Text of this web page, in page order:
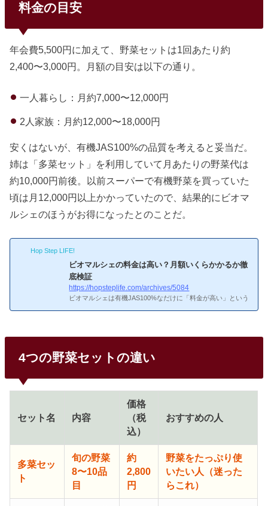
有機JAS認証の旬の野菜8〜9品目通常価格：約2,800円相当
めて注文する方限定お試しセットの中身を紹介、思ってたよ
料金の目安
年会費5,500円に加えて、野菜セットは1回あたり約
2,400〜3,000円。月額の目安は以下の通り。
一人暮らし：月約7,000〜12,000円
2人家族：月約12,000〜18,000円
安くはないが、有機JAS100%の品質を考えると妥当だ。
姉は「多菜セット」を利用していて月あたりの野菜代は
約10,000円前後。以前スーパーで有機野菜を買っていた
頃は月12,000円以上かかっていたので、結果的にビオマ
ルシェのほうがお得になったとのことだ。
Hop Step LIFE!
ビオマルシェの料金は高い？月額いくらかかるか徹
底検証
https://hopsteplife.com/archives/5084
ビオマルシェは有機JAS100%なだけに「料金が高い」という
て！ビオマルシェの料金体系
ビオマルシェの料金体系年会
0円（税込・送料無料）多菜セット：約2,400円/回フルーティ
きだいすきセット：約2,400円/回送料：自社便380円〜、ヤマ
ト...
4つの野菜セットの違い
セット名 内容
価格
（税
込）
おすすめの人
多菜セッ
ト
旬の野菜
8〜10品
目
約
2,800
円
野菜をたっぷり使
いたい人（迷った
らこれ）